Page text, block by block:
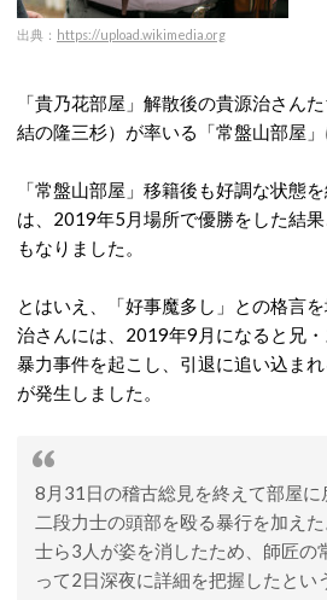
出典： https://upload.wikimedia.org
「貴乃花部屋」解散後の貴源治さん
結の隆三杉）が率いる「常盤山部屋」
「常盤山部屋」移籍後も好調な状態
は、2019年5月場所で優勝をした結
もなりました。
とはいえ、「好事魔多し」との格言
治さんには、2019年9月になると兄
暴力事件を起こし、引退に追い込ま
が発生しました。
8月31日の稽古総見を終えて部屋
二段力士の頭部を殴る暴行を加え
士ら3人が姿を消したため、師匠の
って2日深夜に詳細を把握したとい